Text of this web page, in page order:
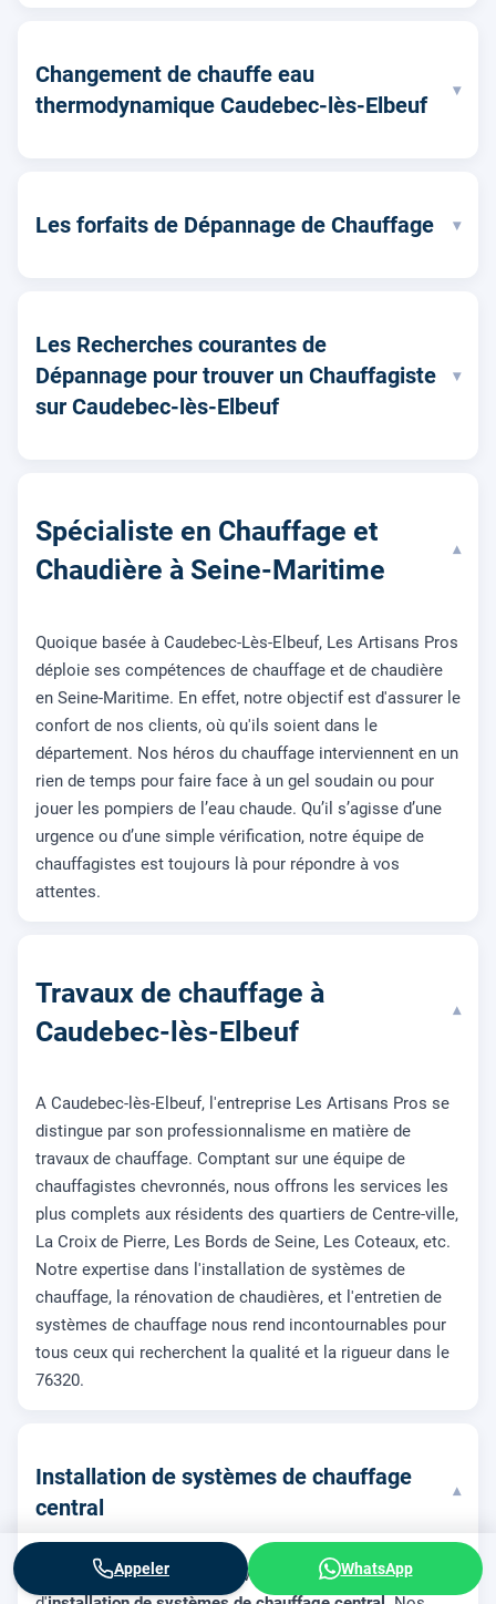
Changement de chauffe eau
thermodynamique Caudebec-lès-Elbeuf
▾
Les forfaits de Dépannage de Chauffage ▾
Les Recherches courantes de
Dépannage pour trouver un Chauffagiste
sur Caudebec-lès-Elbeuf
▾
Spécialiste en Chauffage et
Chaudière à Seine-Maritime
▾
Quoique basée à Caudebec-Lès-Elbeuf, Les Artisans Pros
déploie ses compétences de chauffage et de chaudière
en Seine-Maritime. En effet, notre objectif est d'assurer le
confort de nos clients, où qu'ils soient dans le
département. Nos héros du chauffage interviennent en un
rien de temps pour faire face à un gel soudain ou pour
jouer les pompiers de l’eau chaude. Qu’il s’agisse d’une
urgence ou d’une simple vérification, notre équipe de
chauffagistes est toujours là pour répondre à vos
attentes.
Travaux de chauffage à
Caudebec-lès-Elbeuf
▾
A Caudebec-lès-Elbeuf, l'entreprise Les Artisans Pros se
distingue par son professionnalisme en matière de
travaux de chauffage. Comptant sur une équipe de
chauffagistes chevronnés, nous offrons les services les
plus complets aux résidents des quartiers de Centre-ville,
La Croix de Pierre, Les Bords de Seine, Les Coteaux, etc.
Notre expertise dans l'installation de systèmes de
chauffage, la rénovation de chaudières, et l'entretien de
systèmes de chauffage nous rend incontournables pour
tous ceux qui recherchent la qualité et la rigueur dans le
76320.
Installation de systèmes de chauffage
central
▾
Parlons d'abord de nos interventions en matière
Appeler WhatsApp